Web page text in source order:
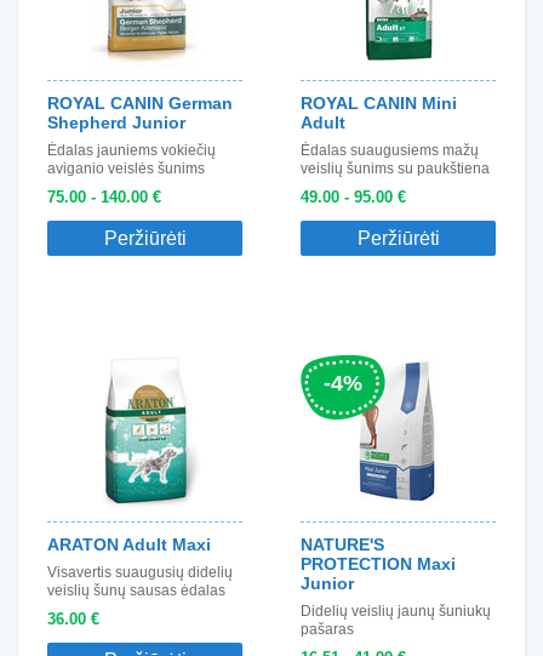
ROYAL CANIN German
Shepherd Junior
Ėdalas jauniems vokiečių
aviganio veislės šunims
75.00 - 140.00 €
Peržiūrėti
ROYAL CANIN Mini
Adult
Ėdalas suaugusiems mažų
veislių šunims su paukštiena
49.00 - 95.00 €
Peržiūrėti
ARATON Adult Maxi
Visavertis suaugusių didelių
veislių šunų sausas ėdalas
36.00 €
-4%
NATURE'S
PROTECTION Maxi
Junior
Didelių veislių jaunų šuniukų
pašaras